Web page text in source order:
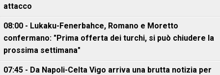
attacco
08:00 - Lukaku-Fenerbahce, Romano e Moretto
confermano: "Prima offerta dei turchi, si può chiudere la
prossima settimana"
07:45 - Da Napoli-Celta Vigo arriva una brutta notizia per